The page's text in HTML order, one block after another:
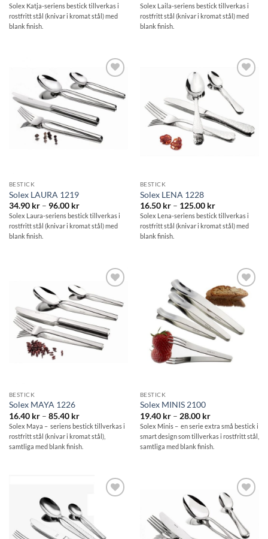
14.20 kr
till
53.50 kr
Solex Katja-seriens bestick tillverkas i
rostfritt stål (knivar i kromat stål) med
blank finish.
12.90 kr
till
279.70 kr
Solex Laila-seriens bestick tillverkas i
rostfritt stål (knivar i kromat stål) med
blank finish.
Lägg till i
önskelistan
BESTICK
Solex LAURA 1219
34.90 kr – 96.00 krPrisintervall:
34.90 kr
till
96.00 kr
Solex Laura-seriens bestick tillverkas i
rostfritt stål (knivar i kromat stål) med
blank finish.
Lägg till i
önskelistan
BESTICK
Solex LENA 1228
16.50 kr – 125.00 krPrisintervall:
16.50 kr
till
125.00 kr
Solex Lena-seriens bestick tillverkas i
rostfritt stål (knivar i kromat stål) med
blank finish.
Lägg till i
önskelistan
BESTICK
Solex MAYA 1226
16.40 kr – 85.40 krPrisintervall:
16.40 kr
till
85.40 kr
Solex Maya – seriens bestick tillverkas i
rostfritt stål (knivar i kromat stål),
samtliga med blank finish.
Lägg till i
önskelistan
BESTICK
Solex MINIS 2100
19.40 kr – 28.00 krPrisintervall:
19.40 kr
till
28.00 kr
Solex Minis – en serie extra små bestick i
smart design som tillverkas i rostfritt stål,
samtliga med blank finish.
Lägg till i
önskelistan